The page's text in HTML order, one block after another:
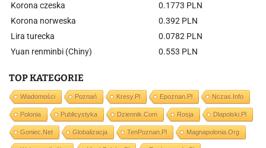
Korona czeska
0.1773 PLN
Korona norweska
0.392 PLN
Lira turecka
0.0782 PLN
Yuan renminbi (Chiny)
0.553 PLN
TOP KATEGORIE
Wiadomości Poznań Kresy.pl Epoznan.pl Nczas.info
Polonia Publicystyka Dziennik.com Rosja Dlapolski.pl
Goniec.net Globalizacja TenPoznan.pl Magnapolonia.org